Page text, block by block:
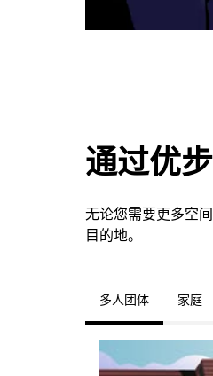
通过优
无论您需要更多空
目的地。
多人团体 家庭